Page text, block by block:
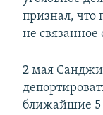
признал, что
не связанное
2 мая
ближайшие 5